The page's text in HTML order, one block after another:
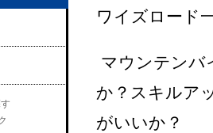
ワイズロード
マウンテンバ
か？スキルア
がいいか？